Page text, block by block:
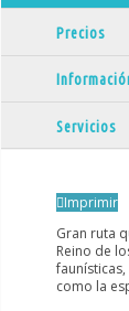
Precios
Servicios
Imprimir
Gran ruta
Reino de
como la